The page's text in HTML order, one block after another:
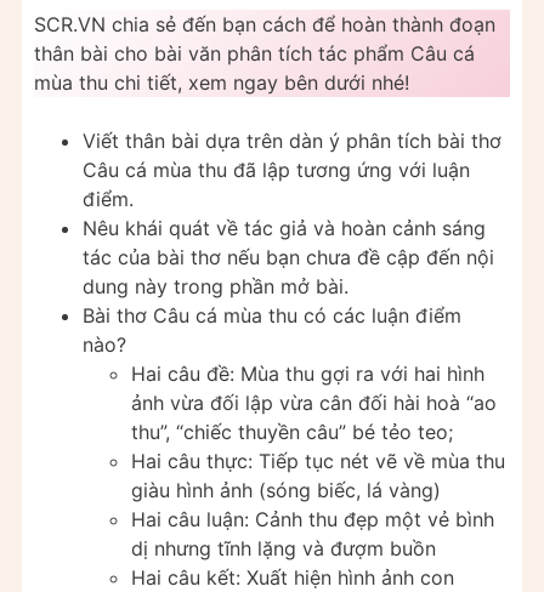
SCR.VN chia sẻ đến bạn cách để hoàn thành đoạn
thân bài cho bài văn phân tích tác phẩm Câu cá
mùa thu chi tiết, xem ngay bên dưới nhé!
Viết thân bài dựa trên dàn ý phân tích bài thơ
Câu cá mùa thu đã lập tương ứng với luận
điểm.
Nêu khái quát về tác giả và hoàn cảnh sáng
tác của bài thơ nếu bạn chưa đề cập đến nội
dung này trong phần mở bài.
Bài thơ Câu cá mùa thu có các luận điểm
nào?
Hai câu đề: Mùa thu gợi ra với hai hình
ảnh vừa đối lập vừa cân đối hài hoà “ao
thu”, “chiếc thuyền câu” bé tẻo teo;
Hai câu thực: Tiếp tục nét vẽ về mùa thu
giàu hình ảnh (sóng biếc, lá vàng)
Hai câu luận: Cảnh thu đẹp một vẻ bình
dị nhưng tĩnh lặng và đượm buồn
Hai câu kết: Xuất hiện hình ảnh con